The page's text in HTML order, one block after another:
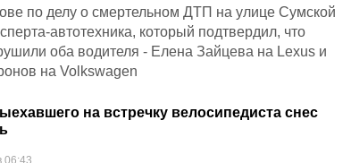
по делу о смертельном ДТП на улице Сумской
автотехника, который подтвердил, что
оба водителя - Елена Зайцева на Lexus и
на Volkswagen
на встречку велосипедиста снес
06:43